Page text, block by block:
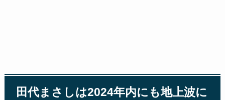
田代まさしは2024年内にも地上波に